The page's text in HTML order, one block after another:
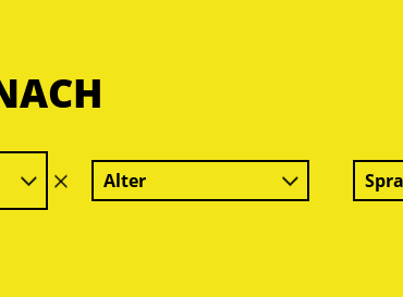
Filter
löschen
Alter